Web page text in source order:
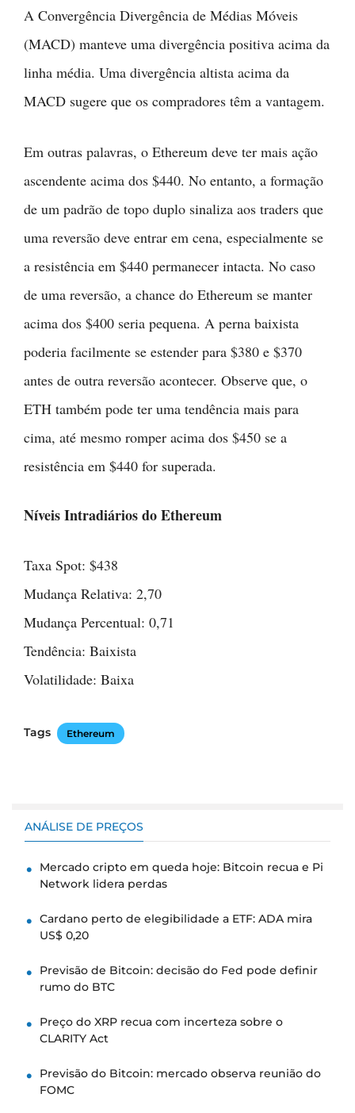
A Convergência Divergência de Médias Móveis
(MACD) manteve uma divergência positiva acima da
linha média. Uma divergência altista acima da
MACD sugere que os compradores têm a vantagem.
Em outras palavras, o Ethereum deve ter mais ação
ascendente acima dos $440. No entanto, a formação
de um padrão de topo duplo sinaliza aos traders que
uma reversão deve entrar em cena, especialmente se
a resistência em $440 permanecer intacta. No caso
de uma reversão, a chance do Ethereum se manter
acima dos $400 seria pequena. A perna baixista
poderia facilmente se estender para $380 e $370
antes de outra reversão acontecer. Observe que, o
ETH também pode ter uma tendência mais para
cima, até mesmo romper acima dos $450 se a
resistência em $440 for superada.
Níveis Intradiários do Ethereum
Taxa Spot: $438
Mudança Relativa: 2,70
Mudança Percentual: 0,71
Tendência: Baixista
Volatilidade: Baixa
Tags Ethereum
ANÁLISE DE PREÇOS
Mercado cripto em queda hoje: Bitcoin recua e Pi
Network lidera perdas
Cardano perto de elegibilidade a ETF: ADA mira
US$ 0,20
Previsão de Bitcoin: decisão do Fed pode definir
rumo do BTC
Preço do XRP recua com incerteza sobre o
CLARITY Act
Previsão do Bitcoin: mercado observa reunião do
FOMC